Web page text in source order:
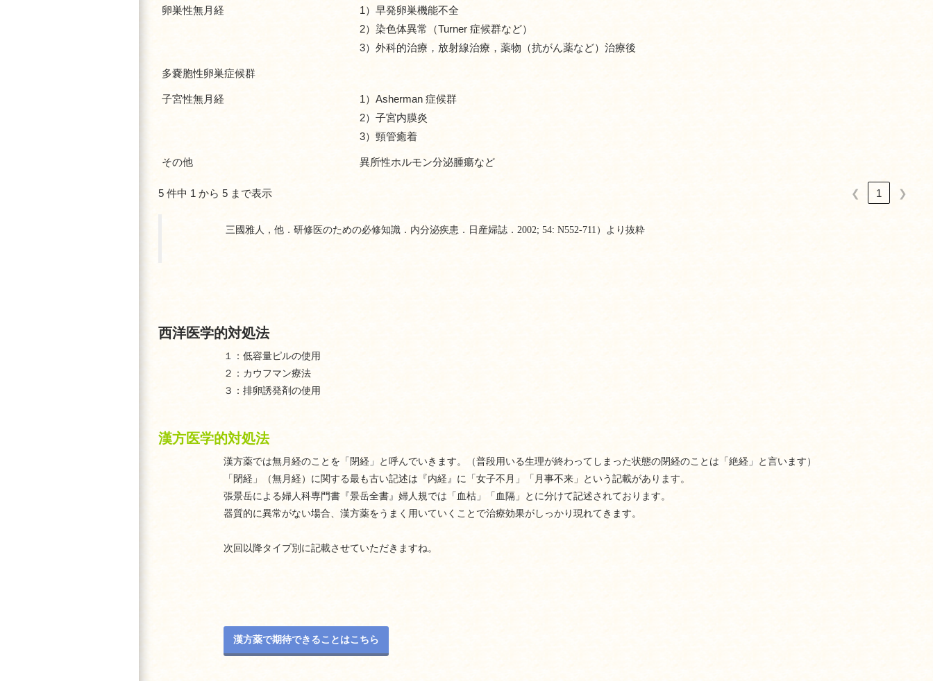
卵巣性無月経
1）早発卵巣機能不全
2）染色体異常（Turner 症候群など）
3）外科的治療，放射線治療，薬物（抗がん薬など）治療後
多嚢胞性卵巣症候群
子宮性無月経
1）Asherman 症候群
2）子宮内膜炎
3）頸管癒着
その他 異所性ホルモン分泌腫瘍など
5 件中 1 から 5 まで表示 ❮ 1 ❯
三國雅人，他．研修医のための必修知識．内分泌疾患．日産婦誌．2002; 54: N552-711）より抜粋
西洋医学的対処法
１：低容量ピルの使用
２：カウフマン療法
３：排卵誘発剤の使用
漢方医学的対処法
漢方薬では無月経のことを「閉経」と呼んでいきます。（普段用いる生理が終わってしまった状態の閉経のことは「絶経」と言います）
「閉経」（無月経）に関する最も古い記述は『内経』に「女子不月」「月事不来」という記載があります。
張景岳による婦人科専門書『景岳全書』婦人規では「血枯」「血隔」とに分けて記述されております。
器質的に異常がない場合、漢方薬をうまく用いていくことで治療効果がしっかり現れてきます。
次回以降タイプ別に記載させていただきますね。
漢方薬で期待できることはこちら